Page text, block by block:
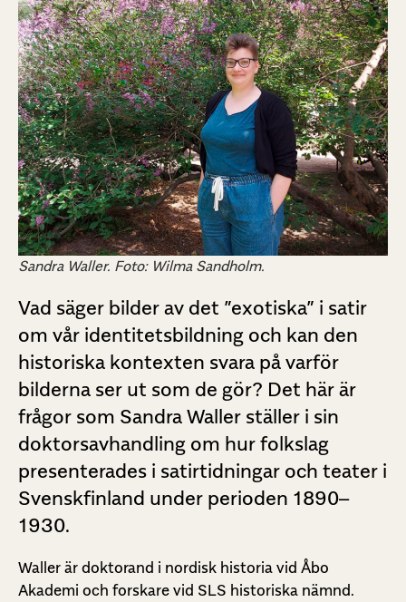
Sandra Waller. Foto: Wilma Sandholm.
Vad säger bilder av det ”exotiska” i satir
om vår identitetsbildning och kan den
historiska kontexten svara på varför
bilderna ser ut som de gör? Det här är
frågor som Sandra Waller ställer i sin
doktorsavhandling om hur folkslag
presenterades i satirtidningar och teater i
Svenskfinland under perioden 1890–
1930.
Waller är doktorand i nordisk historia vid Åbo
Akademi och forskare vid SLS historiska nämnd.